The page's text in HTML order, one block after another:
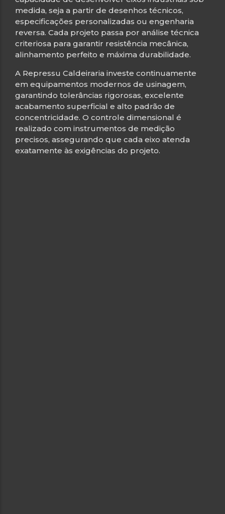
medida, seja a partir de desenhos técnicos,
especificações personalizadas ou engenharia
reversa. Cada projeto passa por análise técnica
criteriosa para garantir resistência mecânica,
alinhamento perfeito e máxima durabilidade.
A Repressu Caldeiraria investe continuamente
em equipamentos modernos de usinagem,
garantindo tolerâncias rigorosas, excelente
acabamento superficial e alto padrão de
concentricidade. O controle dimensional é
realizado com instrumentos de medição
precisos, assegurando que cada eixo atenda
exatamente às exigências do projeto.